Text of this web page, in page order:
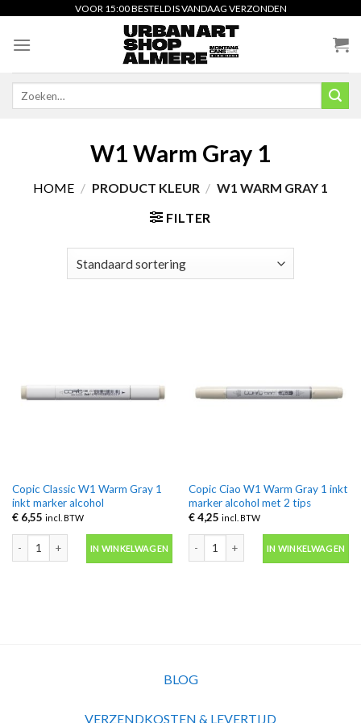
content
VOOR 15:00 BESTELD IS VANDAAG VERZONDEN
W1 Warm Gray 1
HOME / PRODUCT KLEUR / W1 WARM GRAY 1
FILTER
Copic Classic W1 Warm Gray 1
inkt marker alcohol
€6,55 incl. BTW
Copic Classic W1 Warm Gray 1 inkt marker alcohol aantal
IN WINKELWAGEN
Copic Ciao W1 Warm Gray 1 inkt
marker alcohol met 2 tips
€4,25 incl. BTW
Copic Ciao W1 Warm Gray 1 inkt
IN WINKELWAGEN
BLOG
VERZENDKOSTEN & LEVERTIJD